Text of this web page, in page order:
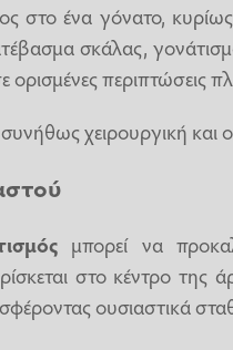
στο ένα γόνατο,
σκάλας,
περιπτώσεις
συνήθως χειρουργική
μπορεί να
στο κέντρο της
ουσιαστικά